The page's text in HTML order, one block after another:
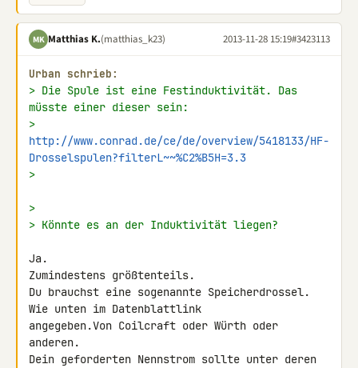
MK Matthias K.(matthias_k23) 2013-11-28 15:19#3423113
Urban schrieb:
> Die Spule ist eine Festinduktivität. Das
müsste einer dieser sein:
>
http://www.conrad.de/ce/de/overview/5418133/HF-
Drosselspulen?filterL~~%C2%B5H=3.3
>
>
> Könnte es an der Induktivität liegen?
Ja.
Zumindestens größtenteils.
Du brauchst eine sogenannte Speicherdrossel.
Wie unten im Datenblattlink
angegeben.Von Coilcraft oder Würth oder
anderen.
Dein geforderten Nennstrom sollte unter deren